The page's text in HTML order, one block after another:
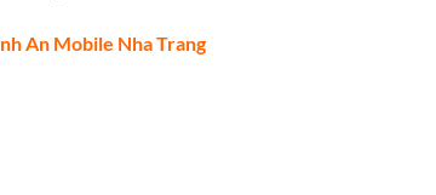
An Mobile Nha Trang